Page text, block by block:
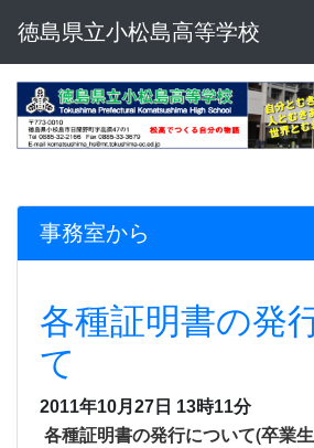
徳島県立小松島高等学校
事務室から
各種証明書の発
て
2011年10月27日 13時11分
各種証明書の発行について(卒業